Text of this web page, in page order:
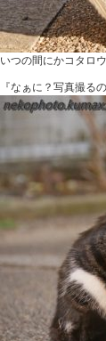
いつの間にかコタロ
『なぁに？写真撮るの